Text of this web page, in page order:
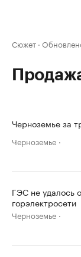
Сюжет ·
Черноземье за
Черноземье
ГЭС не удалось
горэлектросети
Черноземье